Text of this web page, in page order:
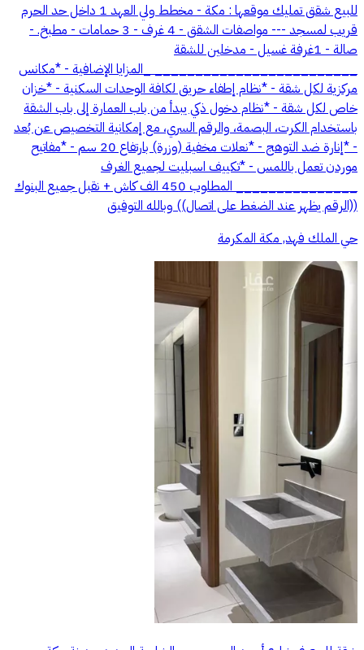
للبيع شقق تمليك موقعها : مكة - مخطط ولي العهد 1 داخل حد الحرم
قريب لمسجد --- مواصفات الشقق - 4 غرف - 3 حمامات - مطبخ. -
صالة - 1غرفة غسيل - مدخلين للشقة
_________________________ _المزايا الإضافية - *مكانس
مركزية لكل شقة - *نظام إطفاء حريق لكافة الوحدات السكنية - *خزان
خاص لكل شقة - *نظام دخول ذكي يبدأ من باب العمارة إلى باب الشقة
باستخدام الكرت، البصمة، والرقم السري، مع إمكانية التخصيص عن بُعد
- *إنارة ضد التوهج - *نعلات مخفية (وزرة) بارتفاع 20 سم - *مفاتيح
موردن تعمل باللمس - *تكييف اسبليت لجميع الغرف
_______________ المطلوب 450 الف كاش + نقبل جميع البنوك
((الرقم يظهر عند الضغط على اتصال)) وبالله التوفيق
حي الملك فهد, مكة المكرمة